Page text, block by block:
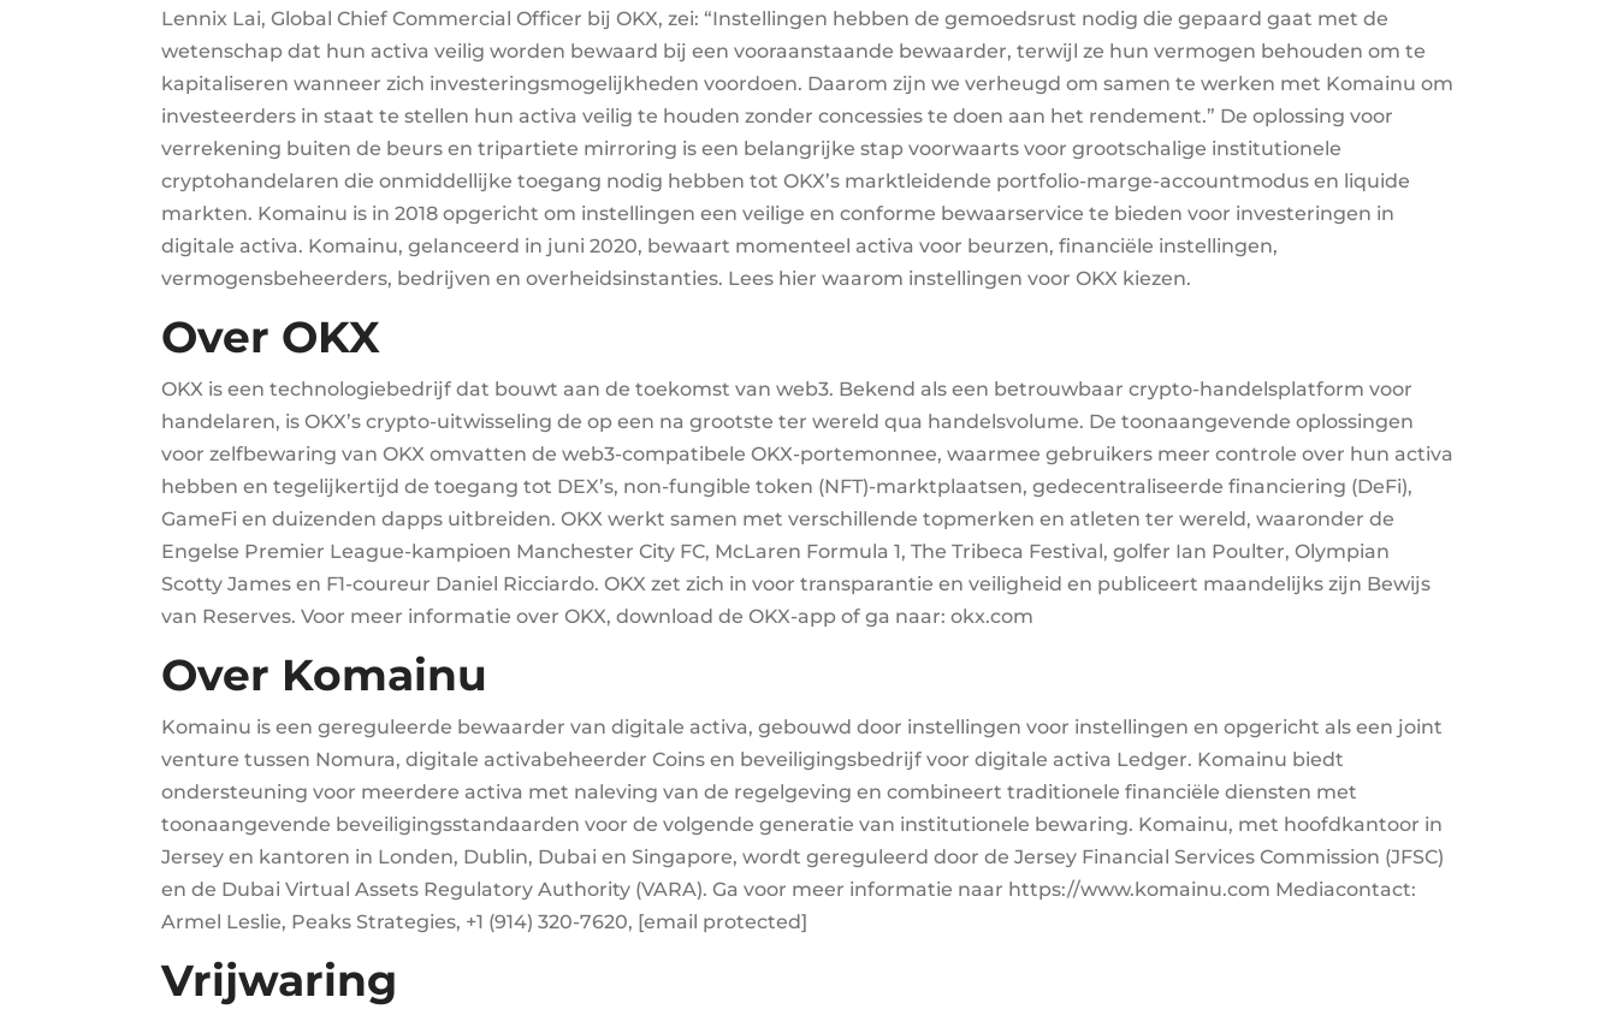
Lennix Lai, Global Chief Commercial Officer bij OKX, zei: “Instellingen hebben de gemoedsrust nodig die gepaard gaat met de
wetenschap dat hun activa veilig worden bewaard bij een vooraanstaande bewaarder, terwijl ze hun vermogen behouden om te
kapitaliseren wanneer zich investeringsmogelijkheden voordoen. Daarom zijn we verheugd om samen te werken met Komainu om
investeerders in staat te stellen hun activa veilig te houden zonder concessies te doen aan het rendement.” De oplossing voor
verrekening buiten de beurs en tripartiete mirroring is een belangrijke stap voorwaarts voor grootschalige institutionele
cryptohandelaren die onmiddellijke toegang nodig hebben tot OKX’s marktleidende portfolio-marge-accountmodus en liquide
markten. Komainu is in 2018 opgericht om instellingen een veilige en conforme bewaarservice te bieden voor investeringen in
digitale activa. Komainu, gelanceerd in juni 2020, bewaart momenteel activa voor beurzen, financiële instellingen,
vermogensbeheerders, bedrijven en overheidsinstanties. Lees hier waarom instellingen voor OKX kiezen.
Over OKX
OKX is een technologiebedrijf dat bouwt aan de toekomst van web3. Bekend als een betrouwbaar crypto-handelsplatform voor
handelaren, is OKX’s crypto-uitwisseling de op een na grootste ter wereld qua handelsvolume. De toonaangevende oplossingen
voor zelfbewaring van OKX omvatten de web3-compatibele OKX-portemonnee, waarmee gebruikers meer controle over hun activa
hebben en tegelijkertijd de toegang tot DEX’s, non-fungible token (NFT)-marktplaatsen, gedecentraliseerde financiering (DeFi),
GameFi en duizenden dapps uitbreiden. OKX werkt samen met verschillende topmerken en atleten ter wereld, waaronder de
Engelse Premier League-kampioen Manchester City FC, McLaren Formula 1, The Tribeca Festival, golfer Ian Poulter, Olympian
Scotty James en F1-coureur Daniel Ricciardo. OKX zet zich in voor transparantie en veiligheid en publiceert maandelijks zijn Bewijs
van Reserves. Voor meer informatie over OKX, download de OKX-app of ga naar: okx.com
Over Komainu
Komainu is een gereguleerde bewaarder van digitale activa, gebouwd door instellingen voor instellingen en opgericht als een joint
venture tussen Nomura, digitale activabeheerder Coins en beveiligingsbedrijf voor digitale activa Ledger. Komainu biedt
ondersteuning voor meerdere activa met naleving van de regelgeving en combineert traditionele financiële diensten met
toonaangevende beveiligingsstandaarden voor de volgende generatie van institutionele bewaring. Komainu, met hoofdkantoor in
Jersey en kantoren in Londen, Dublin, Dubai en Singapore, wordt gereguleerd door de Jersey Financial Services Commission (JFSC)
en de Dubai Virtual Assets Regulatory Authority (VARA). Ga voor meer informatie naar https://www.komainu.com Mediacontact:
Armel Leslie, Peaks Strategies, +1 (914) 320-7620, [email protected]
Vrijwaring